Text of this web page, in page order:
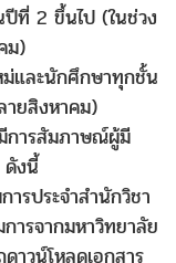
ที่ 2 ขึ้นไป (ในช่วง
ม)
และนักศึกษาทุกชั้น
ยสิงหาคม)
การสัมภาษณ์ผู้มี
งนี้
รประจำสำนักวิชา
ารจากมหาวิทยาลัย
าวน์โหลดเอกสาร